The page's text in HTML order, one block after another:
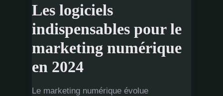
Les logiciels
indispensables pour le
marketing numérique
en 2024
Le marketing numérique évolue